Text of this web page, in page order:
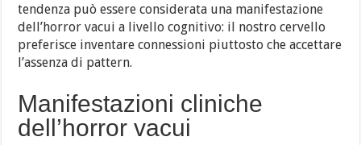
tendenza può essere considerata una manifestazione
dell’horror vacui a livello cognitivo: il nostro cervello
preferisce inventare connessioni piuttosto che accettare
l’assenza di pattern.
Manifestazioni cliniche
dell’horror vacui